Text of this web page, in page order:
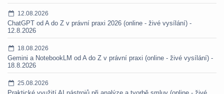
12.08.2026
ChatGPT od A do Z v právní praxi 2026 (online - živé vysílání) -
12.8.2026
18.08.2026
Gemini a NotebookLM od A do Z v právní praxi (online - živé vysílání) -
18.8.2026
25.08.2026